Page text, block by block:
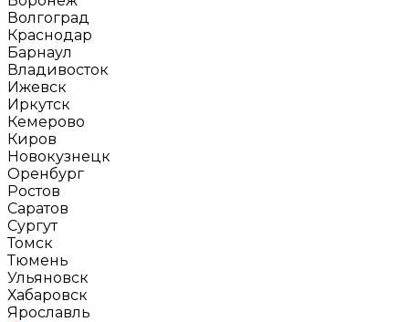
Волгоград
Краснодар
Барнаул
Владивосток
Ижевск
Иркутск
Кемерово
Киров
Новокузнецк
Оренбург
Ростов
Саратов
Сургут
Томск
Тюмень
Ульяновск
Хабаровск
Ярославль